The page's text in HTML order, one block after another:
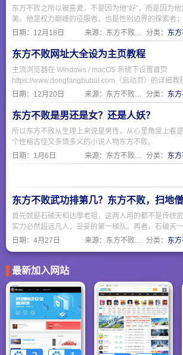
东方不败之所以被喜爱，不是因为他“好”，而是因为他
美。他是权力巅峰的征服者，也是性别边界的探索者
是为爱痴狂的凡人。正如一句话所说：“他不是反派，
恐惧的一面镜子。”
日期： 12月18日 来源：东方不败网址大全 分类： 东
东方不败网址大全设为主页教程
主流浏览器在 Windows / macOS 系统下设置首页
https://www.dongfangbubai.com（启动页）的详细教
日期： 12月20日 来源：东方不败网址大全 分类： 东
东方不败是男还是女？还是人妖？
所以东方不败从生理上来说是男性，从心里角度上看
个性格古怪又多情多义的小说人物东方不败。
日期： 1月6日 来源：东方不败网址大全 分类： 东
东方不败武功排第几？东方不败，扫地
首先就是石破天和达摩老祖，这两人用的都不是传统
实力必然超远凡人，妥妥的第一梯队。再者，石破天
败的绣花针显的不够看，而且石破天的防御力也是天
毕竟是凡夫俗子，比不上以上那些开挂的高手。
日期： 4月27日 来源：东方不败网址大全 分类： 东
最新加入网站